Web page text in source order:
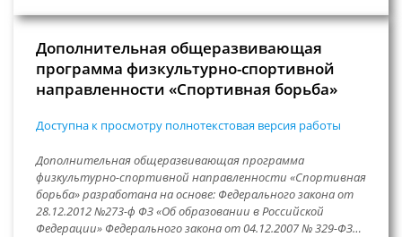
Дополнительная общеразвивающая
программа физкультурно-спортивной
направленности «Спортивная борьба»
Доступна к просмотру полнотекстовая версия работы
Дополнительная общеразвивающая программа
физкультурно-спортивной направленности «Спортивная
борьба» разработана на основе: Федерального закона от
28.12.2012 №273-ф ФЗ «Об образовании в Российской
Федерации» Федерального закона от 04.12.2007 № 329-ФЗ…